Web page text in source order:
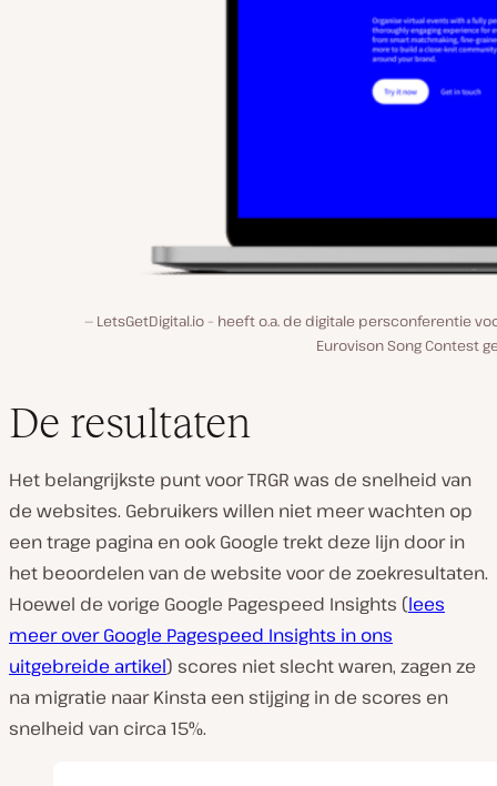
LetsGetDigital.io – heeft o.a. de digitale persconferentie
Eurovison Song Contest
De resultaten
Het belangrijkste punt voor TRGR was de snelheid van
de websites. Gebruikers willen niet meer wachten op
een trage pagina en ook Google trekt deze lijn door in
het beoordelen van de website voor de zoekresultaten.
Hoewel de vorige Google Pagespeed Insights (lees
meer over Google Pagespeed Insights in ons
uitgebreide artikel) scores niet slecht waren, zagen ze
na migratie naar Kinsta een stijging in de scores en
snelheid van circa 15%.